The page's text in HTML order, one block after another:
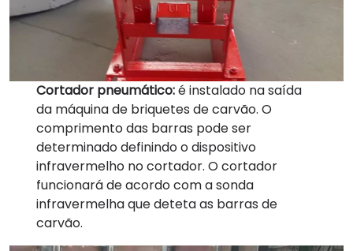
Cortador pneumático:é instalado na saída
da máquina de briquetes de carvão. O
comprimento das barras pode ser
determinado definindo o dispositivo
infravermelho no cortador. O cortador
funcionará de acordo com a sonda
infravermelha que deteta as barras de
carvão.